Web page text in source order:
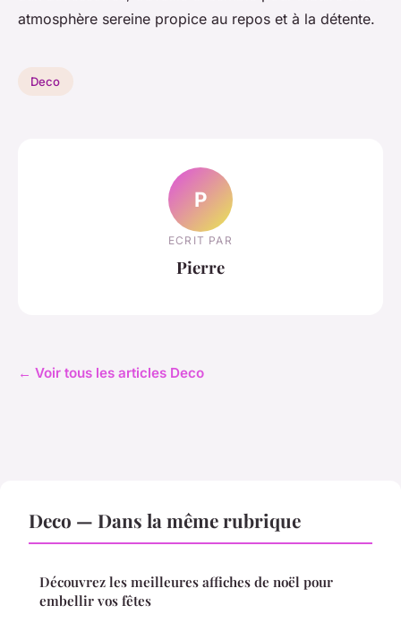
atmosphère sereine propice au repos et à la détente.
Deco
P
ECRIT PAR
Pierre
← Voir tous les articles Deco
Deco — Dans la même rubrique
Découvrez les meilleures affiches de noël pour
embellir vos fêtes